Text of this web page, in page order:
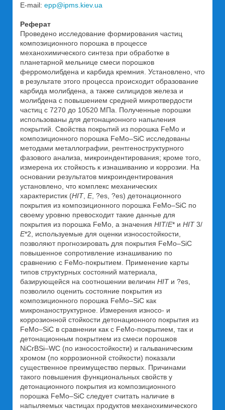
E-mail: epp@ipms.kiev.ua
Реферат
Проведено исследование формирования частиц
композиционного порошка в процессе
механохимического синтеза при обработке в
планетарной мельнице смеси порошков
ферромолибдена и карбида кремния. Установлено, что
в результате этого процесса происходит образование
карбида молибдена, а также силицидов железа и
молибдена с повышением средней микротвердости
частиц с 7270 до 10520 МПа. Полученные порошки
использованы для детонационного напыления
покрытий. Свойства покрытий из порошка FeMo и
композиционного порошка FeMo–SiC исследованы
методами металлографии, рентгеноструктурного
фазового анализа, микроиндентирования; кроме того,
измерена их стойкость к изнашиванию и коррозии. На
основании результатов микроиндентирования
установлено, что комплекс механических
характеристик (HІТ, Е, ?es, ?es) детонационного
покрытия из композиционного порошка FeMo–SiC по
своему уровню превосходит такие данные для
покрытия из порошка FeMo, а значения HІТ/Е* и HІТ3/
Е*2, используемые для оценки износостойкости,
позволяют прогнозировать для покрытия FeMo–SiC
повышенное сопротивление изнашиванию по
сравнению с FeMo-покрытием. Применение карты
типов структурных состояний материала,
базирующейся на соотношении величин HІТ и ?es,
позволило оценить состояние покрытия из
композиционного порошка FeMo–SiC как
микронаноструктурное. Измерения износо- и
коррозионной стойкости детонационного покрытия из
FeMo–SiC в сравнении как с FeMo-покрытием, так и
детонационным покрытием из смеси порошков
NiCrBSi–WC (по износостойкости) и гальваническим
хромом (по коррозионной стойкости) показали
существенное преимущество первых. Причинами
такого повышения функциональных свойств у
детонационного покрытия из композиционного
порошка FeMo–SiC следует считать наличие в
напыляемых частицах продуктов механохимического